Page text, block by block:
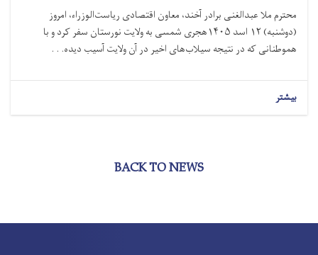
محترم ملا عبدالغنی برادر آخند، معاون اقتصادی ریاست‌الوزراء، امروز
(دوشنبه)۱۲ اسد ۱۴۰۵هجری شمسی به ولایت نورستان سفر کرد و با
هموطنانی که در نتیجه سیلاب‌های اخیر در آن ولایت آسیب دیده. . .
بیشتر
BACK TO NEWS